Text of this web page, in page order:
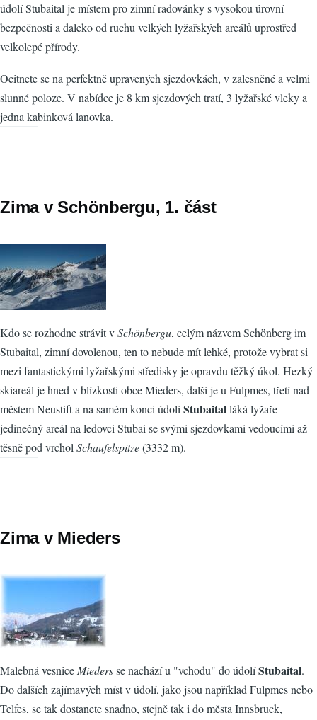
údolí Stubaital je místem pro zimní radovánky s vysokou úrovní
bezpečnosti a daleko od ruchu velkých lyžařských areálů uprostřed
velkolepé přírody.
Ocitnete se na perfektně upravených sjezdovkách, v zalesněné a velmi
slunné poloze. V nabídce je 8 km sjezdových tratí, 3 lyžařské vleky a
jedna kabinková lanovka.
Zima v Schönbergu, 1. část
Kdo se rozhodne strávit vSchönbergu, celým názvem Schönberg im
Stubaital, zimní dovolenou, ten to nebude mít lehké, protože vybrat si
mezi fantastickými lyžařskými středisky je opravdu těžký úkol. Hezký
skiareál je hned v blízkosti obce Mieders, další je u Fulpmes, třetí nad
městem Neustift a na samém konci údolíStubaitalláká lyžaře
jedinečný areál na ledovci Stubai se svými sjezdovkami vedoucími až
těsně pod vrcholSchaufelspitze(3332 m).
Zima v Mieders
Malebná vesnice Miedersse nachází u "vchodu" do údolíStubaital.
Do dalších zajímavých míst v údolí, jako jsou například Fulpmes nebo
Telfes, se tak dostanete snadno, stejně tak i do města Innsbruck,